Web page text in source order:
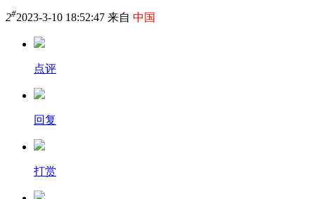
2#2023-3-10 18:52:47 来自 中国
点评
回复
打赏